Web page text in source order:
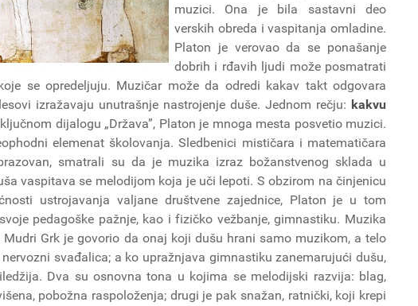
muzici. Ona je bila sastavni deo
verskih obreda i vaspitanja omladine.
Platon je verovao da se ponašanje
dobrih i rđavih ljudi može posmatrati
se opredeljuju. Muzičar može da odredi kakav takt odgovara
izražavaju unutrašnje nastrojenje duše. Jednom rečju: kakvu
dijalogu „Država”, Platon je mnoga mesta posvetio muzici.
elemenat školovanja. Sledbenici mističara i matematičara
smatrali su da je muzika izraz božanstvenog sklada u
vaspitava se melodijom koja je uči lepoti. S obzirom na činjenicu
ustrojavanja valjane društvene zajednice, Platon je u tom
pedagoške pažnje, kao i fizičko vežbanje, gimnastiku. Muzika
Grk je govorio da onaj koji dušu hrani samo muzikom, a telo
svađalica; a ko upražnjava gimnastiku zanemarujući dušu,
Dva su osnovna tona u kojima se melodijski razvija: blag,
pobožna raspoloženja; drugi je pak snažan, ratnički, koji krepi